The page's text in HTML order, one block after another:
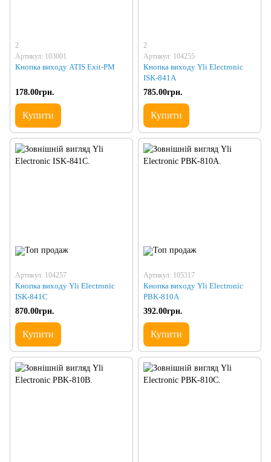
2
Артикул: 103001
Кнопка виходу ATIS Exit-PM
178.00грн.
Купити
2
Артикул: 104255
Кнопка виходу Yli Electronic
ISK-841A
785.00грн.
Купити
Артикул: 104257
Кнопка виходу Yli Electronic
ISK-841C
870.00грн.
Купити
Артикул: 105317
Кнопка виходу Yli Electronic
PBK-810A
392.00грн.
Купити